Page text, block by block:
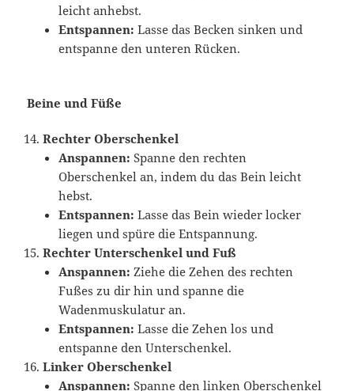
leicht anhebst.
Entspannen: Lasse das Becken sinken und
entspanne den unteren Rücken.
Beine und Füße
Rechter Oberschenkel
Anspannen: Spanne den rechten
Oberschenkel an, indem du das Bein leicht
hebst.
Entspannen: Lasse das Bein wieder locker
liegen und spüre die Entspannung.
Rechter Unterschenkel und Fuß
Anspannen: Ziehe die Zehen des rechten
Fußes zu dir hin und spanne die
Wadenmuskulatur an.
Entspannen: Lasse die Zehen los und
entspanne den Unterschenkel.
Linker Oberschenkel
Anspannen: Spanne den linken Oberschenkel